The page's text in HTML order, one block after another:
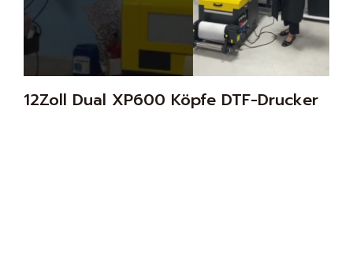
12Zoll Dual XP600 Köpfe DTF-Drucker